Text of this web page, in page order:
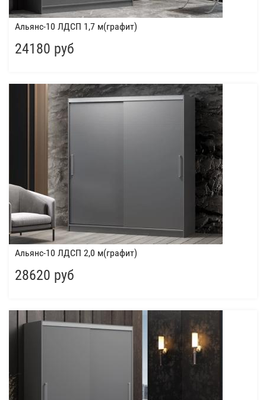
Альянс-10 ЛДСП 1,7 м(графит)
24180 руб
Альянс-10 ЛДСП 2,0 м(графит)
28620 руб